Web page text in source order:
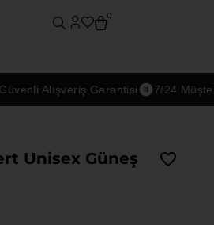
0
Alışveriş Garantisi 7/24 Müşteri
Unisex Güneş